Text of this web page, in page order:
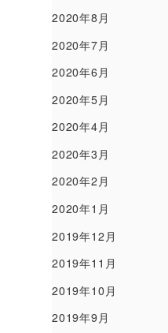
2020年8月
2020年7月
2020年6月
2020年5月
2020年4月
2020年3月
2020年2月
2020年1月
2019年12月
2019年11月
2019年10月
2019年9月